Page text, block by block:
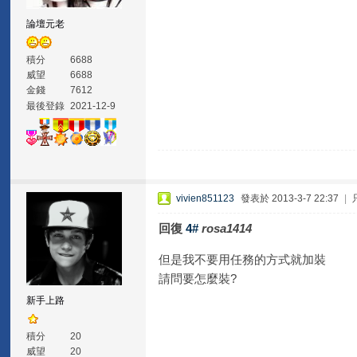
論壇元老
積分
6688
威望
6688
金錢
7612
最後登錄 2021-12-9
新手上路
積分
20
威望
20
vivien851123 發表於 2013-3-7 22:37
回復4# rosa1414
但是我不要用任務的方式就加裝
請問要怎麼裝?